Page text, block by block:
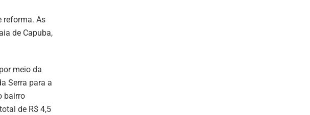
reforma. As
de Capuba,
meio da
Serra para a
bairro
de R$ 4,5